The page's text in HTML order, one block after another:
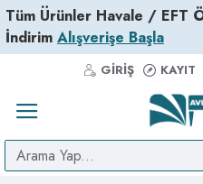
Tüm Ürünler Havale / EFT
İndirim Alışverişe Başla
GIRIŞ KAYIT